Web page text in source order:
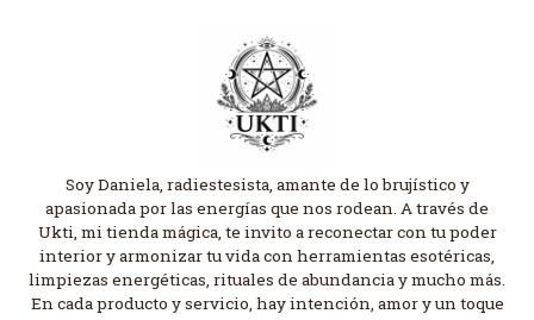
Soy Daniela, radiestesista, amante de lo brujístico y
apasionada por las energías que nos rodean. A través de
Ukti, mi tienda mágica, te invito a reconectar con tu poder
interior y armonizar tu vida con herramientas esotéricas,
limpiezas energéticas, rituales de abundancia y mucho más.
En cada producto y servicio, hay intención, amor y un toque